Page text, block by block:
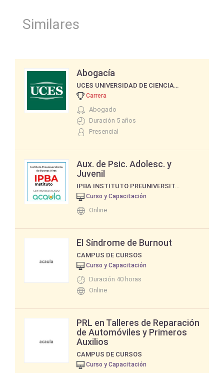
Similares
Abogacía
UCES UNIVERSIDAD DE CIENCIAS EMPRESARIALES Y SOCIALES
Carrera
Abogado
Duración 5 años
Presencial
Aux. de Psic. Adolesc. y
Juvenil
IPBA INSTITUTO PREUNIVERSITARIO DE BUENOS AIRES
Curso y Capacitación
Online
El Síndrome de Burnout
CAMPUS DE CURSOS
Curso y Capacitación
Duración 40 horas
Online
PRL en Talleres de Reparación
de Automóviles y Primeros
Auxilios
CAMPUS DE CURSOS
Curso y Capacitación